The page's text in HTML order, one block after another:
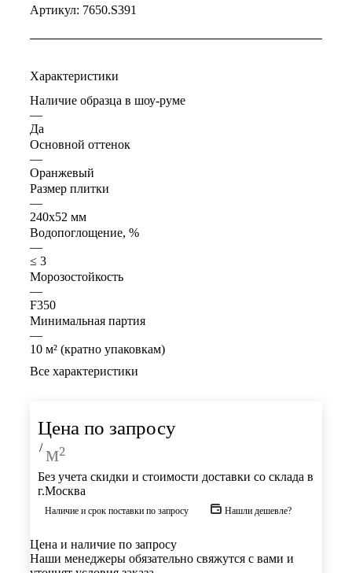
Артикул: 7650.S391
Характеристики
Наличие образца в шоу-руме
—
Да
Основной оттенок
—
Оранжевый
Размер плитки
—
240x52 мм
Водопоглощение, %
—
≤ 3
Морозостойкость
—
F350
Минимальная партия
—
10 м² (кратно упаковкам)
Все характеристики
Цена по запросу
/ м²
Без учета скидки и стоимости доставки со склада в
г.Москва
Наличие и срок поставки по запросу Нашли дешевле?
Цена и наличие по запросу
Наши менеджеры обязательно свяжутся с вами и